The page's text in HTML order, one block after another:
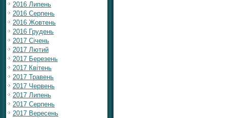
2016 Липень
2016 Серпень
2016 Жовтень
2016 Грудень
2017 Січень
2017 Лютий
2017 Березень
2017 Квітень
2017 Травень
2017 Червень
2017 Липень
2017 Серпень
2017 Вересень